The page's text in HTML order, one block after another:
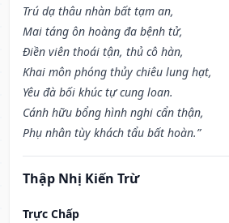
Trú dạ thâu nhàn bất tạm an,
Mai táng ôn hoàng đa bệnh tử,
Điền viên thoái tận, thủ cô hàn,
Khai môn phóng thủy chiêu lung hạt,
Yêu đà bối khúc tự cung loan.
Cánh hữu bổng hình nghi cẩn thận,
Phụ nhân tùy khách tẩu bất hoàn.”
Thập Nhị Kiến Trừ
Trực Chấp